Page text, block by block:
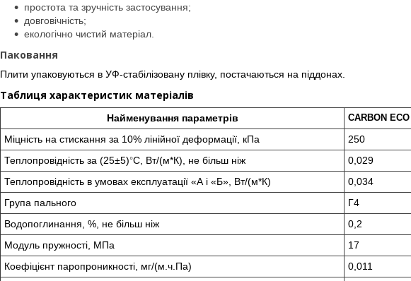
простота та зручність застосування;
довговічність;
екологічно чистий матеріал.
Паковання
Плити упаковуються в УФ-стабілізовану плівку, постачаються на піддонах.
Таблиця характеристик матеріалів
Найменування параметрів CARBON ECO
Міцність на стискання за 10% лінійної деформації, кПа
250
Теплопровідність за (25±5)°С, Вт/(м*К), не більш ніж
0,029
Теплопровідність в умовах експлуатації «А і «Б», Вт/(м*К)
0,034
Група пального
Г4
Водопоглинання, %, не більш ніж
0,2
Модуль пружності, МПа
17
Коефіцієнт паропроникності, мг/(м.ч.Па)
0,011